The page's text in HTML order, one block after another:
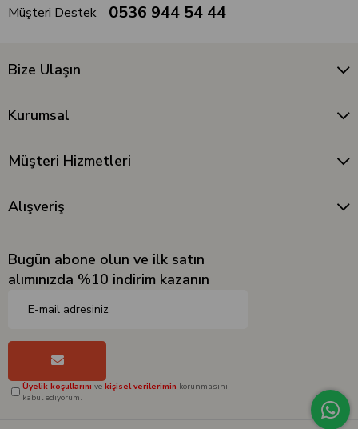
Müşteri Destek 0536 944 54 44
Bize Ulaşın
Kurumsal
Müşteri Hizmetleri
Alışveriş
Bugün abone olun ve ilk satın
alımınızda %10 indirim kazanın
Üyelik koşullarını ve kişisel verilerimin korunmasını
kabul ediyorum.